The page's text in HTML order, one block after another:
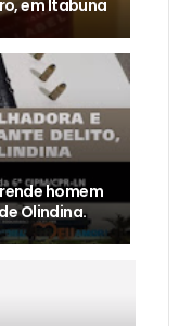
em Itabuna
homem
Olindina.